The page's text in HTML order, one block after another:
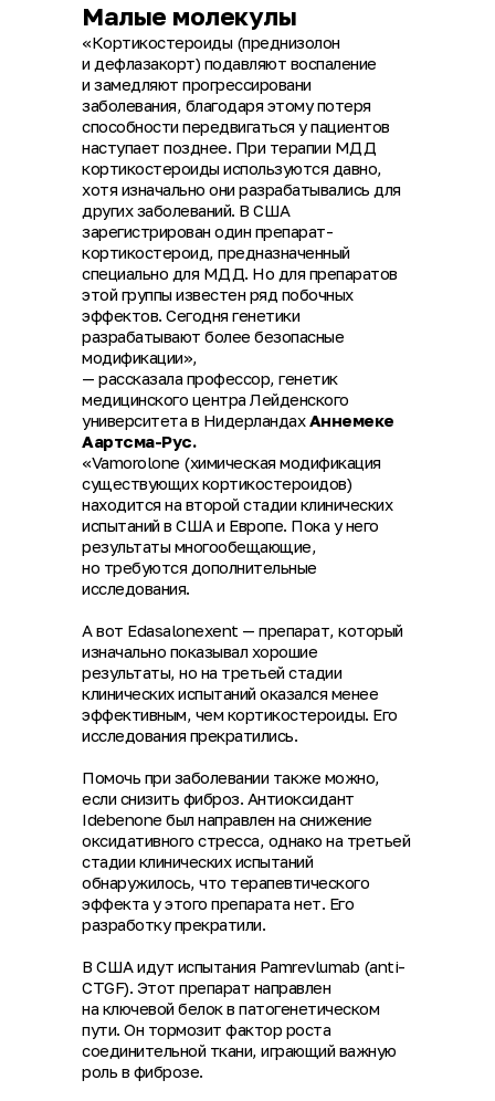
Малые молекулы
«Кортикостероиды (преднизолон
и дефлазакорт) подавляют воспаление
и замедляют прогрессировани
заболевания, благодаря этому потеря
способности передвигаться у пациентов
наступает позднее. При терапии МДД
кортикостероиды используются давно,
хотя изначально они разрабатывались для
других заболеваний. В США
зарегистрирован один препарат-
кортикостероид, предназначенный
специально для МДД. Но для препаратов
этой группы известен ряд побочных
эффектов. Сегодня генетики
разрабатывают более безопасные
модификации»,
— рассказала профессор, генетик
медицинского центра Лейденского
университета в НидерландахАннемеке
Аартсма-Рус.
«Vamorolone (химическая модификация
существующих кортикостероидов)
находится на второй стадии клинических
испытаний в США и Европе. Пока у него
результаты многообещающие,
но требуются дополнительные
исследования.
А вот Edasalonexent — препарат, который
изначально показывал хорошие
результаты, но на третьей стадии
клинических испытаний оказался менее
эффективным, чем кортикостероиды. Его
исследования прекратились.
Помочь при заболевании также можно,
если снизить фиброз. Антиоксидант
Idebenone был направлен на снижение
оксидативного стресса, однако на третьей
стадии клинических испытаний
обнаружилось, что терапевтического
эффекта у этого препарата нет. Его
разработку прекратили.
В США идут испытания Pamrevlumab (anti-
CTGF). Этот препарат направлен
на ключевой белок в патогенетическом
пути. Он тормозит фактор роста
соединительной ткани, играющий важную
роль в фиброзе.